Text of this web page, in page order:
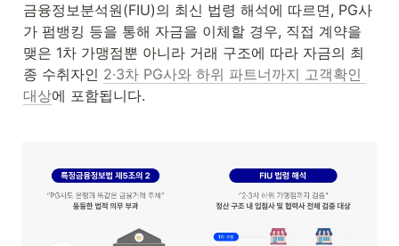
금융정보분석원(FIU)의 최신 법령 해석에 따르면, PG사
가 펌뱅킹 등을 통해 자금을 이체할 경우, 직접 계약을
맺은 1차 가맹점뿐 아니라 거래 구조에 따라 자금의 최
종 수취자인 2·3차 PG사와 하위 파트너까지 고객확인
대상에 포함됩니다.